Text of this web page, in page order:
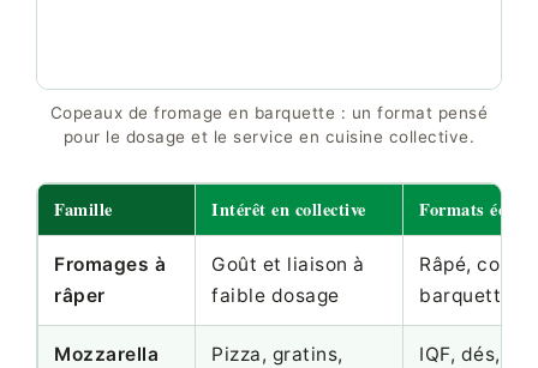
Copeaux de fromage en barquette : un format pensé
pour le dosage et le service en cuisine collective.
Famille Intérêt en collective Formats
Fromages à
râper
Goût et liaison à
faible dosage
Râpé,
barquette,
Mozzarella
Pizza, gratins,
IQF, dés,